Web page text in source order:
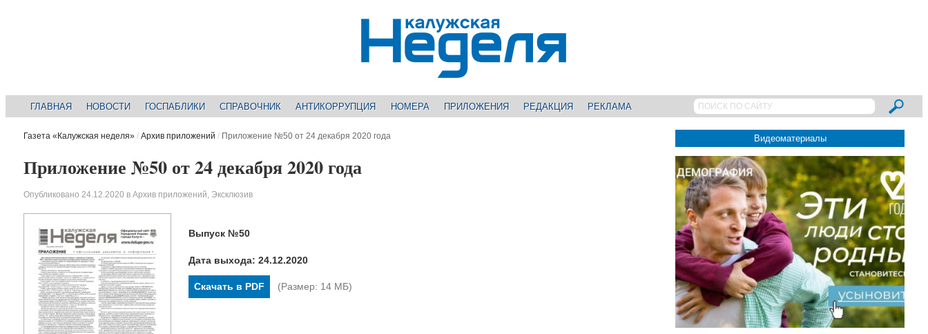
ГЛАВНАЯ НОВОСТИ ГОСПАБЛИКИ СПРАВОЧНИК АНТИКОРРУПЦИЯ НОМЕРА ПРИЛОЖЕНИЯ РЕДАКЦИЯ РЕКЛАМА
Газета «Калужская неделя» / Архив приложений / Приложение №50 от 24 декабря 2020 года
Приложение №50 от 24 декабря 2020 года
Опубликовано 24.12.2020 в Архив приложений, Эксклюзив
Выпуск №50
Дата выхода: 24.12.2020
Скачать в PDF (Размер: 14 МБ)
Видеоматериалы